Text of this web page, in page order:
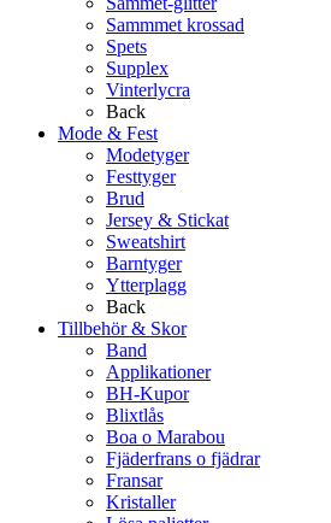
Sammmet krossad
Spets
Supplex
Vinterlycra
Back
Mode & Fest
Modetyger
Festtyger
Brud
Jersey & Stickat
Sweatshirt
Barntyger
Ytterplagg
Back
Tillbehör & Skor
Band
Applikationer
BH-Kupor
Blixtlås
Boa o Marabou
Fjäderfrans o fjädrar
Fransar
Kristaller